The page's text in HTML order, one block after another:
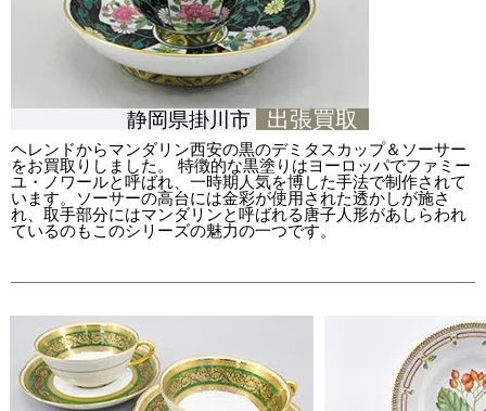
静岡県掛川市 出張買取
ヘレンドからマンダリン西安の黒のデミタスカップ＆ソーサー
をお買取りしました。 特徴的な黒塗りはヨーロッパでファミー
ユ・ノワールと呼ばれ、一時期人気を博した手法で制作されて
います。ソーサーの高台には金彩が使用された透かしが施さ
れ、取手部分にはマンダリンと呼ばれる唐子人形があしらわれ
ているのもこのシリーズの魅力の一つです。